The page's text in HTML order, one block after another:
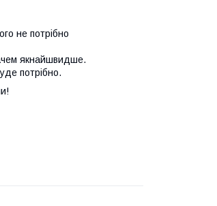
не потрібно
якнайшвидше.
потрібно.